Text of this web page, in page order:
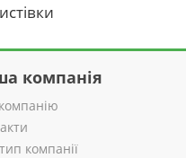
компанія
компанії